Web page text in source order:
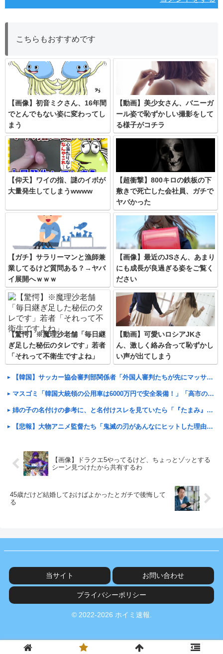
こちらもおすすめです
【画像】初音ミクさん、16年間
でとんでもない姿に変わってし
まう
【動画】美少女さん、バニーガ
ール姿で恥ずかしい撮影をして
る様子がコチラ
【仰天】ワイの指、謎のイボが
大量発生してしまうwwww
【超衝撃】800キロの鉄板の下
敷きで死亡した会社員、ガチで
ヤバかった
【ガチ】サラリーマンと漁師兼
業してるけど質問ある？→ヤバ
イ展開へｗｗｗ
【画像】最近のJSさん、あまり
にも成長が良過ぎる姿をご覧く
ださい
【驚愕】※魔理沙老舗「毎日継
ぎ足した秘伝のタレです」若者
「それって不衛生ですよね」
【動画】可愛いロシアJKさ
ん、激しく絡み合って恥ずかし
い声が出てしまう
【韓国】サッカー協会審判部関係者「外国人審判たちが先にマッサージを望んだ」と主張
マスゴミ「韓国大統領の公用車は6000万円で安全装備！」「高市の公用車は3000万円で贅沢！」
姉の子の名付けの参考に、と名付けスレを見ていたら「『たまみ』なんて名前知ってたら付けらんないｗ」と盛り上がっていた
【悲報】大物アニメ監督たち「鬼滅の刃があんなにヒットした理由が本当に分からない…」
【画像】ドラクエ5やってるけど、ちょっとゾッとする
シーン見つけたから共有するわ
45歳だけど結婚しておけばよかったとガチで後悔して
る
当サイト お問い合わせ
プライバシーポリシー
© 2022-2026 ホイミ速報.